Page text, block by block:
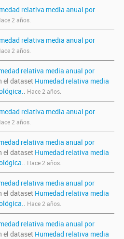
relativa media anual por
2 años.
relativa media anual por
2 años.
relativa media anual por
el dataset Humedad relativa media
. Hace 2 años.
relativa media anual por
2 años.
relativa media anual por
el dataset Humedad relativa media
. Hace 2 años.
relativa media anual por
el dataset Humedad relativa media
. Hace 2 años.
relativa media anual por
el dataset Humedad relativa media